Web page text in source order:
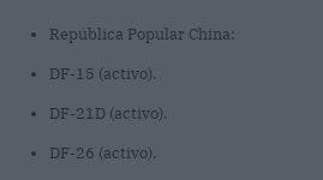
República Popular China:
DF-15 (activo).
DF-21D (activo).
DF-26 (activo).